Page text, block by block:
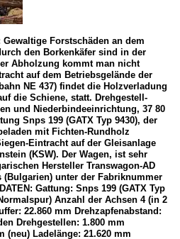
Forstschäden an dem
den Borkenkäfer sind in der
Abholzung kommt man nicht
auf dem Betriebsgelände der
NE 437) findet die Holzverladung
die Schiene, statt. Drehgestell-
und Niederbindeeinrichtung, 37 80
Snps 199 (GATX Typ 9430), der
mit Fichten-Rundholz
Eintracht auf der Gleisanlage
(KSW). Der Wagen, ist sehr
Hersteller Transwagon-AD
unter der Fabriknummer
Gattung: Snps 199 (GATX Typ
Anzahl der Achsen 4 (in 2
22.860 mm Drehzapfenabstand:
Drehgestellen: 1.800 mm
(neu) Ladelänge: 21.620 mm